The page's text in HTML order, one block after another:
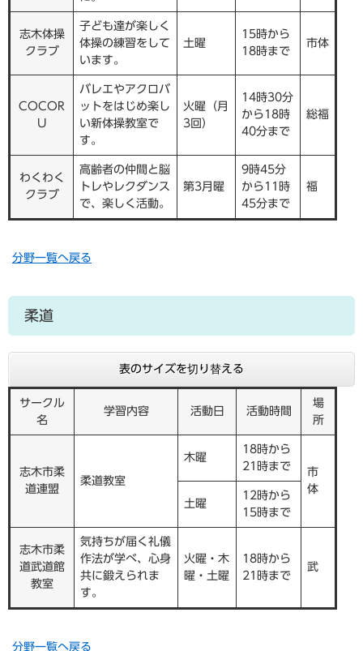
志木体操
クラブ
子ども達が楽しく
体操の練習をして
います。
土曜
15時から
18時まで
市体
COCOR
U
バレエやアクロバ
ットをはじめ楽し
い新体操教室で
す。
火曜（月
3回）
14時30分
から18時
40分まで
総福
わくわく
クラブ
高齢者の仲間と脳
トレやレクダンス
で、楽しく活動。
第3月曜
9時45分
から11時
45分まで
福
分野一覧へ戻る
柔道
表のサイズを切り替える
サークル
名
学習内容 活動日 活動時間
場
所
志木市柔
道連盟
柔道教室
木曜
18時から
21時まで
市
体
土曜
12時から
15時まで
志木市柔
道武道館
教室
気持ちが届く礼儀
作法が学べ、心身
共に鍛えられま
す。
火曜・木
曜・土曜
18時から
21時まで
武
分野一覧へ戻る